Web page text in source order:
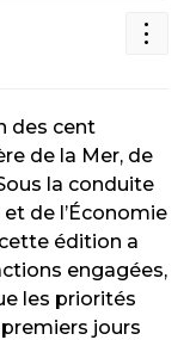
des cent
de la Mer, de
la conduite
de l’Économie
édition a
engagées,
les priorités
jours